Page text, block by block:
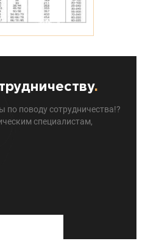
.
по поводу сотрудничества!?
специалистам,